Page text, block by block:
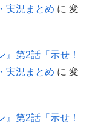
実況まとめ に 変
』第2話「示せ！
実況まとめ に 変
』第2話「示せ！